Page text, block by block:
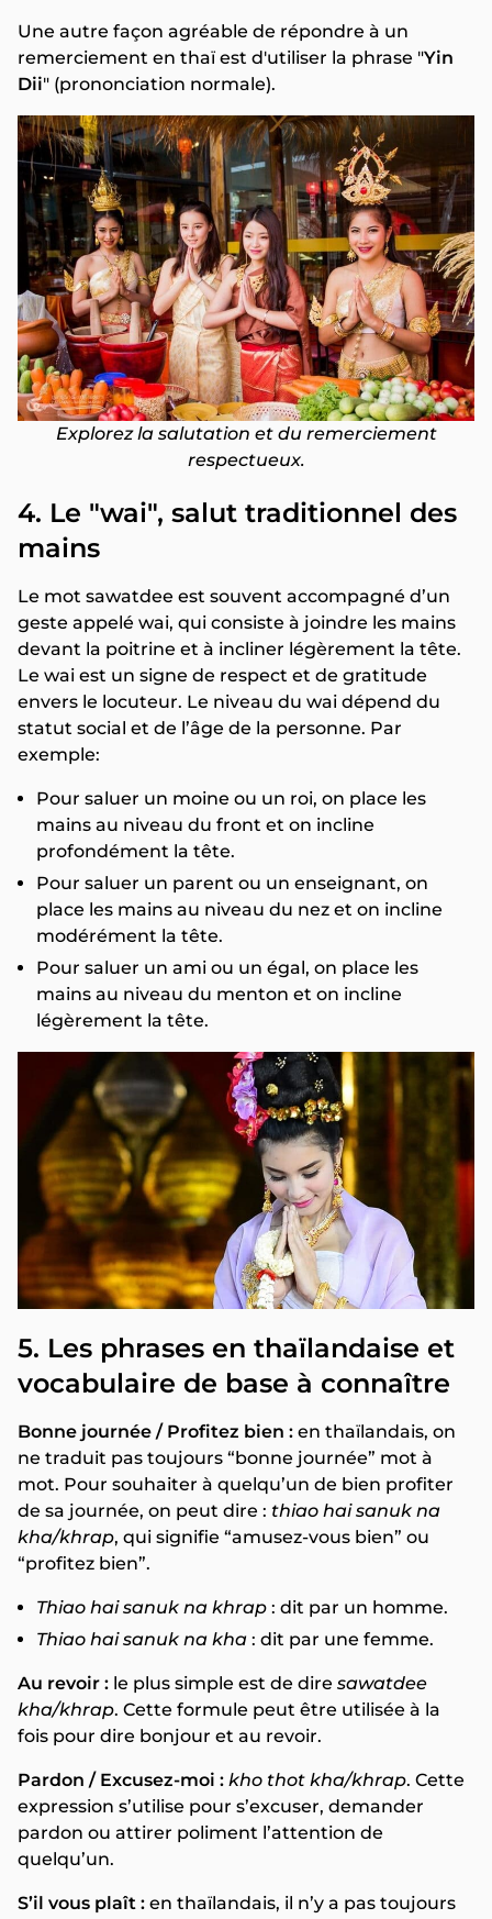
Une autre façon agréable de répondre à un
remerciement en thaï est d'utiliser la phrase "Yin
Dii" (prononciation normale).
Explorez la salutation et du remerciement
respectueux.
4. Le "wai", salut traditionnel des
mains
Le mot sawatdee est souvent accompagné d’un
geste appelé wai, qui consiste à joindre les mains
devant la poitrine et à incliner légèrement la tête.
Le wai est un signe de respect et de gratitude
envers le locuteur. Le niveau du wai dépend du
statut social et de l’âge de la personne. Par
exemple:
Pour saluer un moine ou un roi, on place les
mains au niveau du front et on incline
profondément la tête.
Pour saluer un parent ou un enseignant, on
place les mains au niveau du nez et on incline
modérément la tête.
Pour saluer un ami ou un égal, on place les
mains au niveau du menton et on incline
légèrement la tête.
5. Les phrases en thaïlandaise et
vocabulaire de base à connaître
Bonne journée / Profitez bien : en thaïlandais, on
ne traduit pas toujours “bonne journée” mot à
mot. Pour souhaiter à quelqu’un de bien profiter
de sa journée, on peut dire : thiao hai sanuk na
kha/khrap, qui signifie “amusez-vous bien” ou
“profitez bien”.
Thiao hai sanuk na khrap : dit par un homme.
Thiao hai sanuk na kha : dit par une femme.
Au revoir : le plus simple est de dire sawatdee
kha/khrap. Cette formule peut être utilisée à la
fois pour dire bonjour et au revoir.
Pardon / Excusez-moi : kho thot kha/khrap. Cette
expression s’utilise pour s’excuser, demander
pardon ou attirer poliment l’attention de
quelqu’un.
S’il vous plaît : en thaïlandais, il n’y a pas toujours